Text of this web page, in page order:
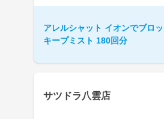
アレルシャット イオンでブロ
キープミスト 180回分
サツドラ八雲店